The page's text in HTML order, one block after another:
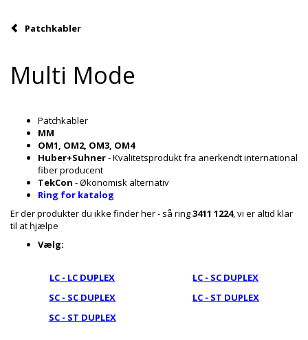
Patchkabler
Multi Mode
Patchkabler
MM
OM1, OM2, OM3, OM4
Huber+Suhner- Kvalitetsprodukt fra anerkendt international
fiber producent
TekCon - Økonomisk alternativ
Ring for katalog
Er der produkter du ikke finder her - så ring3411 1224, vi er altid klar
til at hjælpe
Vælg:
LC - LC DUPLEX
LC - SC DUPLEX
SC - SC DUPLEX
LC - ST DUPLEX
SC - ST DUPLEX